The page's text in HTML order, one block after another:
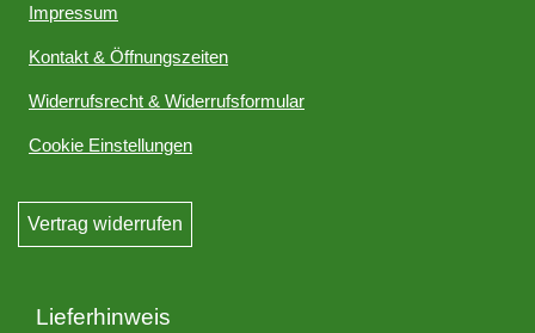
Impressum
Kontakt & Öffnungszeiten
Widerrufsrecht & Widerrufsformular
Cookie Einstellungen
Vertrag widerrufen
Lieferhinweis